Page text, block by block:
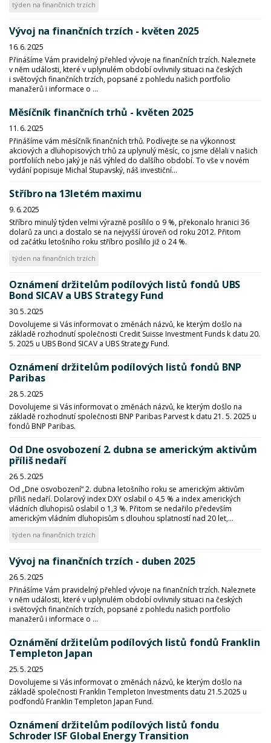
týden na finančních trzích
Vývoj na finančních trzích - květen 2025
16. 6. 2025
Přinášíme Vám pravidelný přehled vývoje na finančních trzích. Naleznete
v něm události, které v uplynulém období ovlivnily situaci na českých
i světových finančních trzích, popsané z pohledu našich portfolio
manažerů i informace o ...
Měsíčník finančních trhů - květen 2025
11. 6. 2025
Přinášíme vám měsíčník finančních trhů. Podívejte se na výkonnost
akciových a dluhopisových trhů za uplynulý měsíc, co jsme dělali v našich
portfoliích nebo jaký je náš výhled do dalšího období. To vše v novém
vydání popisuje Michal Stupavský, náš investiční...
Stříbro na 13letém maximu
9. 6. 2025
Stříbro minulý týden velmi výrazně posílilo o 9 %, překonalo hranici 36
dolarů za unci a dostalo se na nejvyšší úroveň od roku 2012. Přitom
od začátku letošního roku stříbro posílilo již o 24 %.
týden na finančních trzích
Oznámení držitelům podílových listů fondů UBS
Bond SICAV a UBS Strategy Fund
30. 5. 2025
Dovolujeme si Vás informovat o změnách názvů, ke kterým došlo na
základě rozhodnutí společnosti Credit Suisse Investment Funds k datu 20.
5. 2025 u UBS Bond SICAV a UBS Strategy Fund.
Oznámení držitelům podílových listů fondů BNP
Paribas
28. 5. 2025
Dovolujeme si Vás informovat o změnách názvů, ke kterým došlo na
základě rozhodnutí společnosti BNP Paribas Parvest k datu 21. 5. 2025 u
fondů BNP Paribas.
Od Dne osvobození 2. dubna se americkým aktivům
příliš nedaří
26. 5. 2025
Od „Dne osvobození“ 2. dubna letošního roku se americkým aktivům
příliš nedaří. Dolarový index DXY oslabil o 4,5 % a index amerických
vládních dluhopisů oslabil o 1,3 %. Přitom se nedařilo především
americkým vládním dluhopisům s dlouhou splatností nad 20 let,...
týden na finančních trzích
Vývoj na finančních trzích - duben 2025
26. 5. 2025
Přinášíme Vám pravidelný přehled vývoje na finančních trzích. Naleznete
v něm události, které v uplynulém období ovlivnily situaci na českých
i světových finančních trzích, popsané z pohledu našich portfolio
manažerů i informace o ...
Oznámění držitelům podílových listů fondů Franklin
Templeton Japan
25. 5. 2025
Dovolujeme si Vás informovat o změnách názvů, ke kterým došlo na
základě společnosti Franklin Templeton Investments datu 21.5.2025 u
podfondů Franklin Templeton Japan Fund.
Oznámení držitelům podílových listů fondu
Schroder ISF Global Energy Transition